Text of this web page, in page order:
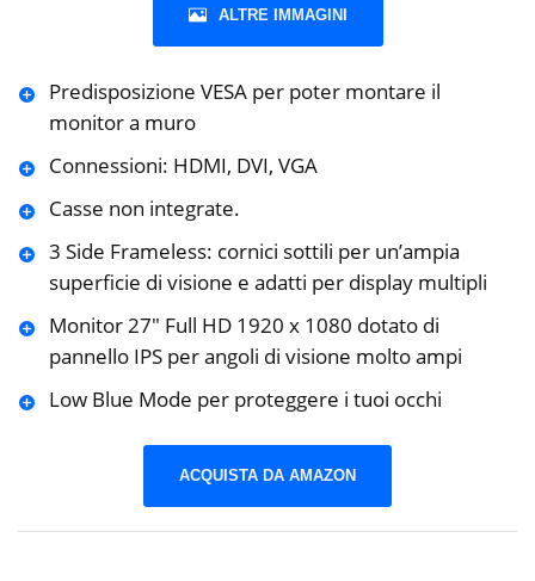
ALTRE IMMAGINI
Predisposizione VESA per poter montare il
monitor a muro
Connessioni: HDMI, DVI, VGA
Casse non integrate.
3 Side Frameless: cornici sottili per un’ampia
superficie di visione e adatti per display multipli
Monitor 27″ Full HD 1920 x 1080 dotato di
pannello IPS per angoli di visione molto ampi
Low Blue Mode per proteggere i tuoi occhi
ACQUISTA DA AMAZON